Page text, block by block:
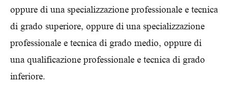
oppure di una specializzazione professionale e tecnica
di grado superiore, oppure di una specializzazione
professionale e tecnica di grado medio, oppure di
una qualificazione professionale e tecnica di grado
inferiore.